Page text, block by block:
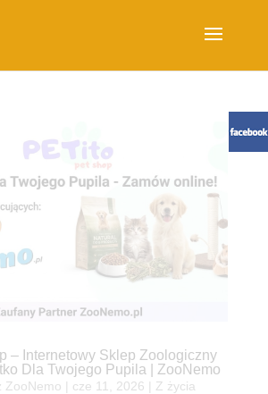
– Internetowy Sklep Zoologiczny
Dla Twojego Pupila | ZooNemo
ZooNemo cze 11, 2026
Z życia